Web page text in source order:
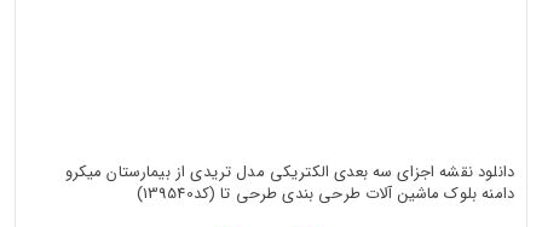
دانلود نقشه اجزای سه بعدی الکتریکی مدل تریدی از بیمارستان میکرو
دامنه بلوک ماشین آلات طرحی بندی طرحی تا (کد139540)